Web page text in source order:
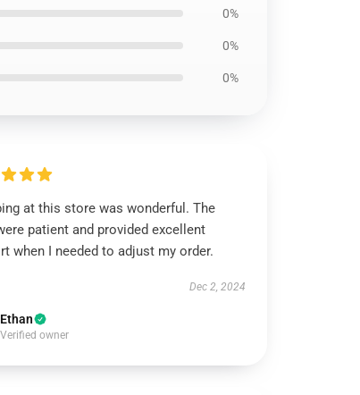
0%
0%
0%
at this store was wonderful. The
patient and provided excellent
when I needed to adjust my order.
Dec 2, 2024
Ethan
Verified owner